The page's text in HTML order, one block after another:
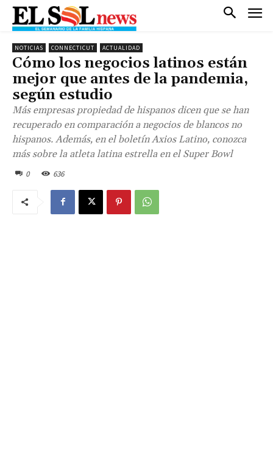
NOTICIAS CONNECTICUT ACTUALIDAD
Cómo los negocios latinos están
mejor que antes de la pandemia,
según estudio
Más empresas propiedad de hispanos dicen que se han
recuperado en comparación a negocios de blancos no
hispanos. Además, en el boletín Axios Latino, conozca
más sobre la atleta latina estrella en el Super Bowl
0 636